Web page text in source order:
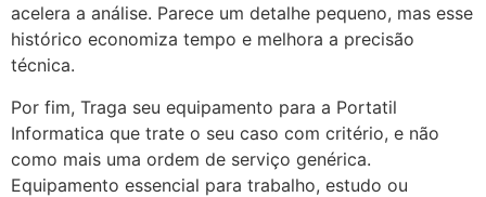
acelera a análise. Parece um detalhe pequeno, mas esse
histórico economiza tempo e melhora a precisão
técnica.
Por fim, Traga seu equipamento para a Portatil
Informatica que trate o seu caso com critério, e não
como mais uma ordem de serviço genérica.
Equipamento essencial para trabalho, estudo ou